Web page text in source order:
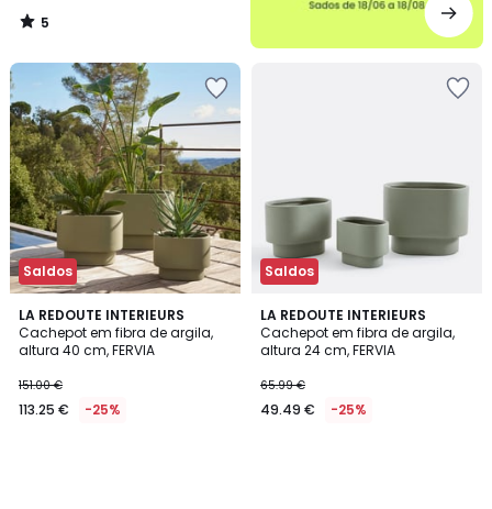
5
/
Saldos
LA REDOUTE INTERIEURS
Cachepot em fibra de argila,
altura 40 cm, FERVIA
151.00 €
113.25 € -25%
Saldos
LA REDOUTE INTERIEURS
Cachepot em fibra de argila,
altura 24 cm, FERVIA
65.99 €
49.49 € -25%